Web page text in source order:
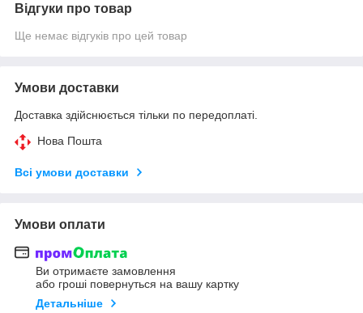
Відгуки про товар
Ще немає відгуків про цей товар
Умови доставки
Доставка здійснюється тільки по передоплаті.
Нова Пошта
Всі умови доставки
Умови оплати
Ви отримаєте замовлення
або гроші повернуться на вашу картку
Детальніше